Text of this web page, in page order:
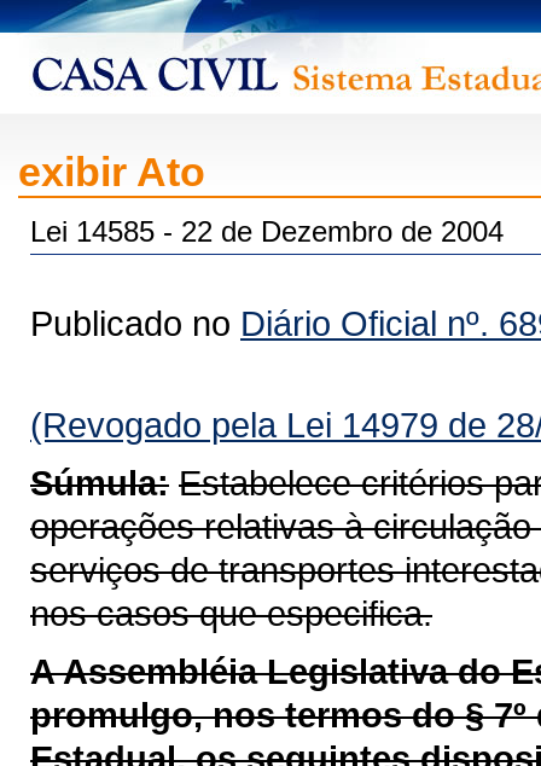
exibir Ato
Lei 14585 - 22 de Dezembro de 2004
Publicado no Diário Oficial nº.
(Revogado pela Lei 14979 de
Súmula: Estabelece critérios
operações relativas à
serviços de transportes
nos casos que especifica.
A Assembléia Legislativa do
promulgo, nos termos do §